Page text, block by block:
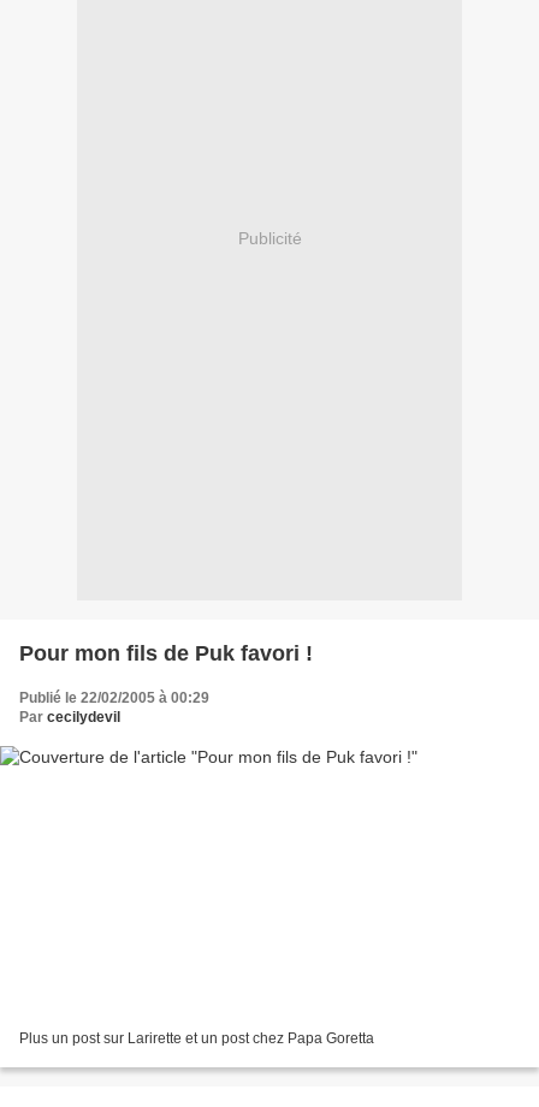
Publicité
Pour mon fils de Puk favori !
Publié le 22/02/2005 à 00:29
Par cecilydevil
Plus un post sur Larirette et un post chez Papa Goretta